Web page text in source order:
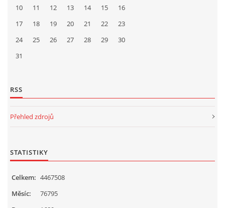
10
11 12 13 14 15
16
17
18 19 20 21 22
23
24
25 26 27 28 29
30
31
RSS
Přehled zdrojů
STATISTIKY
Celkem: 4467508
Měsíc:
76795